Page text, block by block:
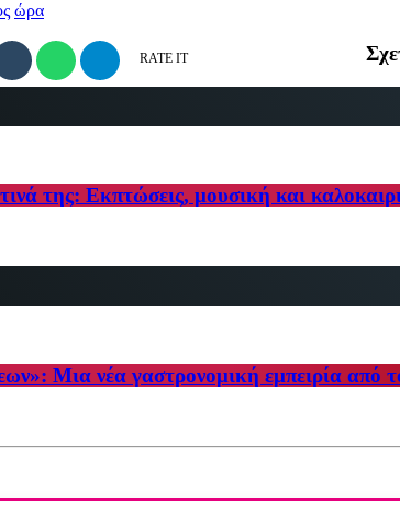
ώρα
RATE IT
της: Εκπτώσεις, μουσική και
Μια νέα γαστρονομική εμπειρία από